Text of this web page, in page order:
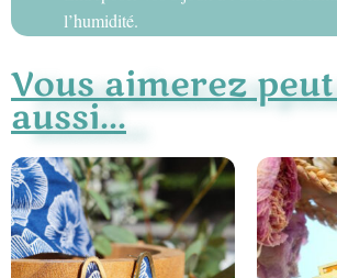
l’humidité.
Vous aimerez
aussi...